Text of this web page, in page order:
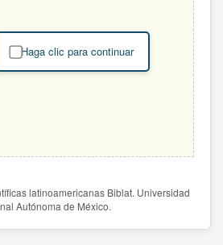
Haga clic para continuar
latinoamericanas Biblat. Universidad
Autónoma de México.